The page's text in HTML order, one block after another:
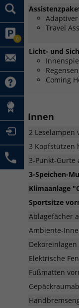
0
Travel
Licht- und
Coming
Innen
2
3 Kopfstützen
3-Punkt-Gurte
3-Speichen-
Klimaanlage
Sportsitze
Ablagefächer
Ambiente-
Elektrische
Fußmatten